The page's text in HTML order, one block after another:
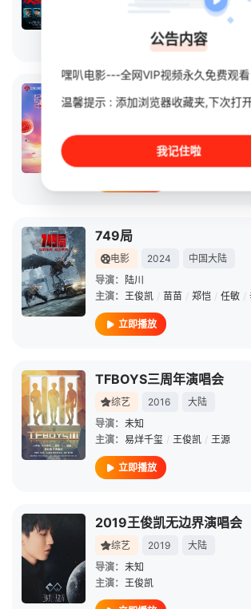
张涵予 / 段奕宏
立即播放
更好2025江苏卫视跨年演
导演：未知
/ T.O.P登陆少年
749局
电影 2024
中国大陆
导演：
陆川
主演： 王俊凯 / 苗苗 / 郑恺 / 任敏 /
立即播放
TFBOYS三周年演唱会
综艺 2016
大陆
导演： 未知
主演： 易烊千玺 / 王俊凯 / 王源
立即播放
2019王俊凯无边界演唱会
综艺 2019
大陆
导演： 未知
主演： 王俊凯
公告内容
嘿叭电影---全网VIP视频永久免费观看
温馨提示 : 添加浏览器收藏夹,下次打
我记住啦